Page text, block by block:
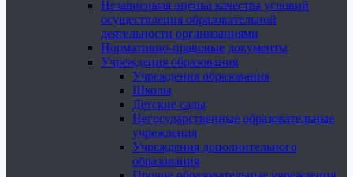
Независимая оценка качества условий
осуществления образовательной
деятельности организациями
Нормативно-правовые документы
Учреждения образования
Учреждения образования
Школы
Детские сады
Негосударственные образовательные
учреждения
Учреждения дополнительного
образования